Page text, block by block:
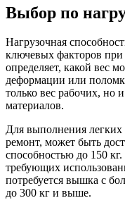
Выбор по
Нагрузочная
ключевых факторов
определяет, какой вес
деформации или
только вес рабочих, но
материалов.
Для выполнения легких
ремонт, может быть
способностью до 150
требующих
потребуется вышка с
до 300 кг и выше.